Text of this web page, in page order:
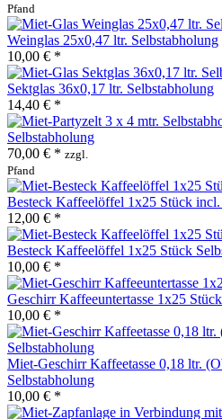
Pfand
Weinglas 25x0,47 ltr. Selbstabholung
10,00 € *
Sektglas 36x0,17 ltr. Selbstabholung
14,40 € *
Selbstabholung
70,00 € * zzgl.
Pfand
Besteck Kaffeelöffel 1x25 Stück
12,00 € *
Besteck Kaffeelöffel 1x25 Stück
10,00 € *
Geschirr Kaffeeuntertasse 1x25
10,00 € *
Miet-Geschirr Kaffeetasse 0,18 ltr.
Selbstabholung
10,00 € *